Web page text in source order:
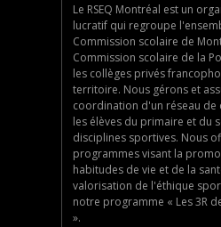
Le RSEQ Montréal est un
lucratif qui regroupe
Commission scolaire de
Commission scolaire de la
les collèges privés
territoire. Nous gérons et
coordination d'un réseau
les élèves du primaire et du
disciplines sportives. Nous
programmes visant la
habitudes de vie et de la
valorisation de l'éthique
notre programme « Les 3R
».